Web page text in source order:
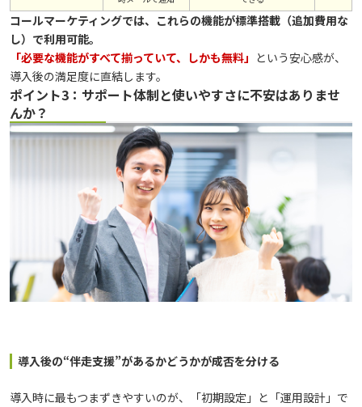
コールマーケティングでは、これらの機能が標準搭載（追加費用な
し）で利用可能。
「必要な機能がすべて揃っていて、しかも無料」 という安心感が、
導入後の満足度に直結します。
ポイント3：サポート体制と使いやすさに不安はありませ
んか？
導入後の“伴走支援”があるかどうかが成否を分ける
導入時に最もつまずきやすいのが、「初期設定」と「運用設計」で